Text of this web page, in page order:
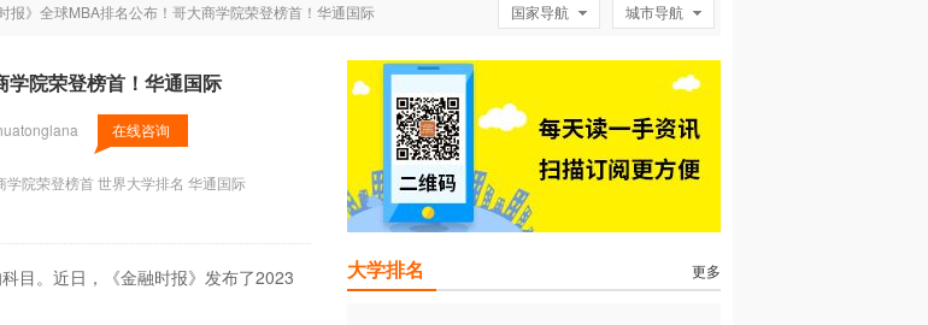
国家导航 城市导航
报》全球MBA排名公布！哥大商学院荣登榜首！华通国际
学院荣登榜首！华通国际
在线咨询
学院荣登榜首世界大学排名 华通国际
目。近日，《金融时报》发布了2023
大学排名 更多